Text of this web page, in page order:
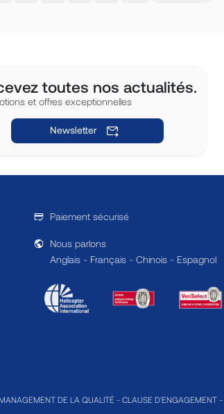
toutes nos actualités.
et offres exceptionnelles
Newsletter
Paiement sécurisé
Nous parlons
Anglais - Français - Chinois - Espagnol
DE LA QUALITÉ - CLAUSE D'ENGAGEMENT -